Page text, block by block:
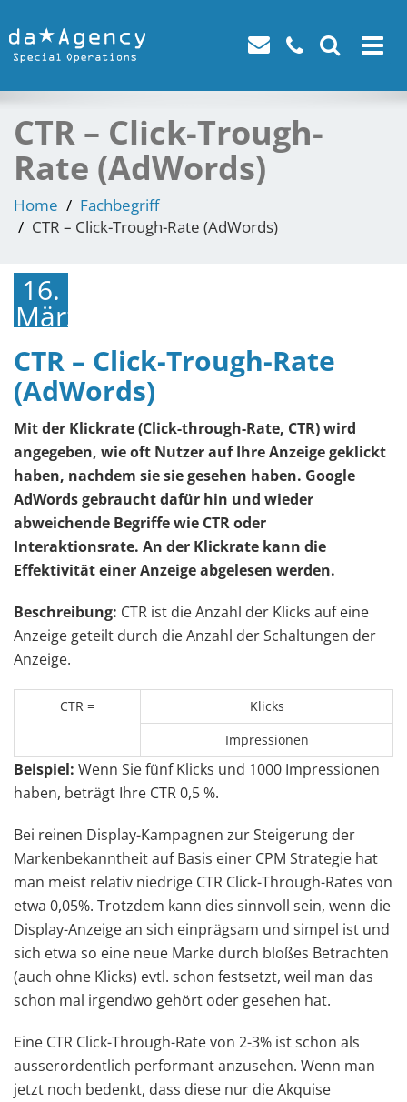
Toggle
CTR – Click-Trough-
Rate (AdWords)
Home
Fachbegriff
CTR – Click-Trough-Rate (AdWords)
16.
März
2018
CTR – Click-Trough-Rate
(AdWords)
Mit der Klickrate (Click-through-Rate, CTR) wird
angegeben, wie oft Nutzer auf Ihre Anzeige geklickt
haben, nachdem sie sie gesehen haben. Google
AdWords gebraucht dafür hin und wieder
abweichende Begriffe wie CTR oder
Interaktionsrate. An der Klickrate kann die
Effektivität einer Anzeige abgelesen werden.
Beschreibung: CTR ist die Anzahl der Klicks auf eine
Anzeige geteilt durch die Anzahl der Schaltungen der
Anzeige.
CTR =
Klicks
Impressionen
Beispiel: Wenn Sie fünf Klicks und 1000 Impressionen
haben, beträgt Ihre CTR 0,5 %.
Bei reinen Display-Kampagnen zur Steigerung der
Markenbekanntheit auf Basis einer CPM Strategie hat
man meist relativ niedrige CTR Click-Through-Rates von
etwa 0,05%. Trotzdem kann dies sinnvoll sein, wenn die
Display-Anzeige an sich einprägsam und simpel ist und
sich etwa so eine neue Marke durch bloßes Betrachten
(auch ohne Klicks) evtl. schon festsetzt, weil man das
schon mal irgendwo gehört oder gesehen hat.
Eine CTR Click-Through-Rate von 2-3% ist schon als
ausserordentlich performant anzusehen. Wenn man
jetzt noch bedenkt, dass diese nur die Akquise